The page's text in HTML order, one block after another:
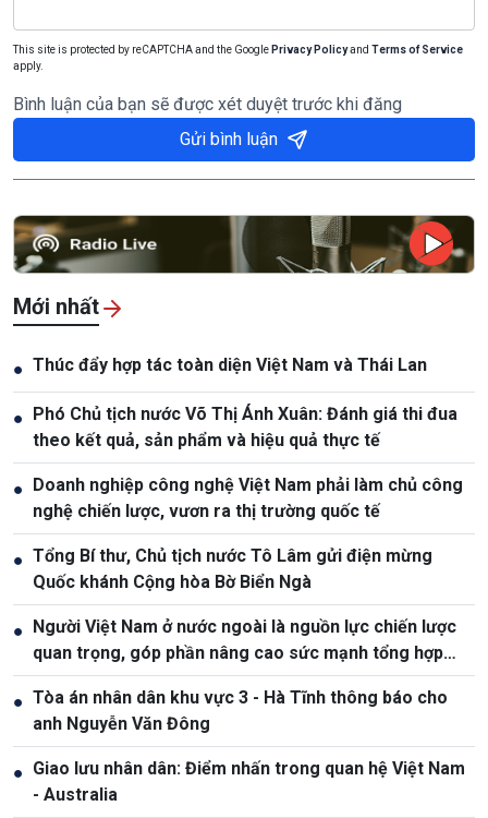
This site is protected by reCAPTCHA and the Google Privacy Policyand Terms of Service
apply.
Bình luận của bạn sẽ được xét duyệt trước khi đăng
Gửi bình luận
Mới nhất
● Thúc đẩy hợp tác toàn diện Việt Nam và Thái Lan
● Phó Chủ tịch nước Võ Thị Ánh Xuân: Đánh giá thi đua
theo kết quả, sản phẩm và hiệu quả thực tế
● Doanh nghiệp công nghệ Việt Nam phải làm chủ công
nghệ chiến lược, vươn ra thị trường quốc tế
● Tổng Bí thư, Chủ tịch nước Tô Lâm gửi điện mừng
Quốc khánh Cộng hòa Bờ Biển Ngà
● Người Việt Nam ở nước ngoài là nguồn lực chiến lược
quan trọng, góp phần nâng cao sức mạnh tổng hợp
quốc gia
● Tòa án nhân dân khu vực 3 - Hà Tĩnh thông báo cho
anh Nguyễn Văn Đông
● Giao lưu nhân dân: Điểm nhấn trong quan hệ Việt Nam
- Australia